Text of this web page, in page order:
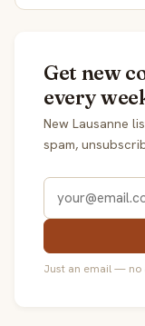
Get new
every
New Lausanne
spam,
Just an email — no